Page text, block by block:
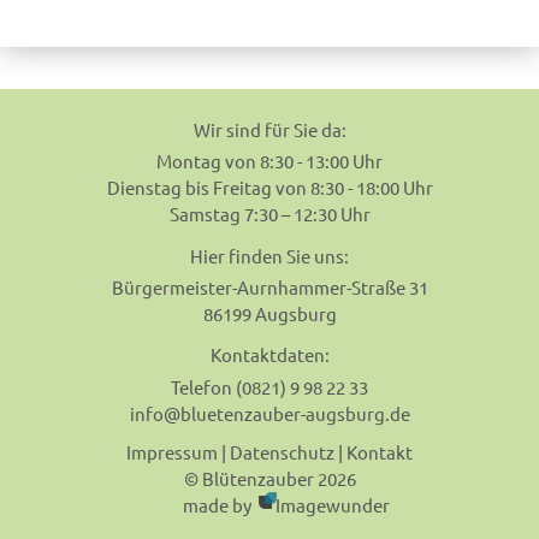
Wir sind für Sie da:
Montag von 8:30 - 13:00 Uhr
Dienstag bis Freitag von 8:30 - 18:00 Uhr
Samstag 7:30 – 12:30 Uhr
Hier finden Sie uns:
Bürgermeister-Aurnhammer-Straße 31
86199 Augsburg
Kontaktdaten:
Telefon (0821) 9 98 22 33
info@bluetenzauber-augsburg.de
Impressum | Datenschutz | Kontakt
© Blütenzauber 2026
made by
Imagewunder